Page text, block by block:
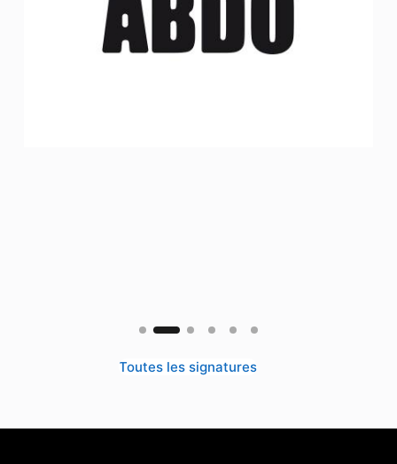
Toutes les signatures